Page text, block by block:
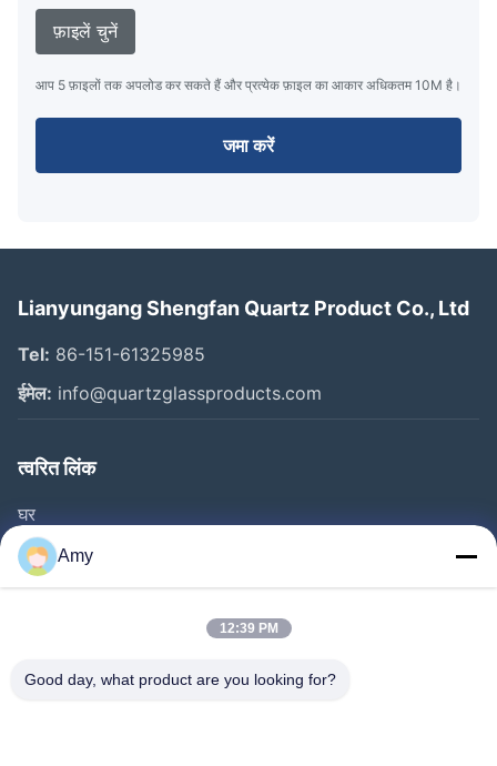
फ़ाइलें चुनें
आप 5 फ़ाइलों तक अपलोड कर सकते हैं और प्रत्येक फ़ाइल का आकार अधिकतम 10M है।
जमा करें
Lianyungang Shengfan Quartz Product Co., Ltd
Tel: 86-151-61325985
ईमेल: info@quartzglassproducts.com
त्वरित लिंक
घर
उत्पाद
वीडियो
कारखाने का दौरा
Amy
12:39 PM
Good day, what product are you looking for?